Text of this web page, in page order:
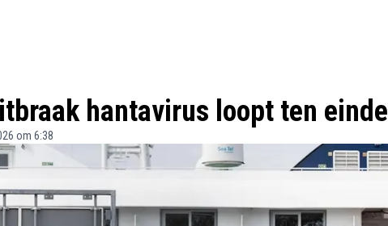
hantavirus loopt ten einde
om 6:38